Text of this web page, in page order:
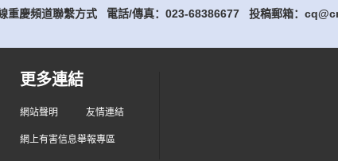
重慶頻道聯繫方式 電話/傳真：023-68386677 投稿郵箱：
更多連結
網站聲明 友情連結
網上有害信息舉報專區